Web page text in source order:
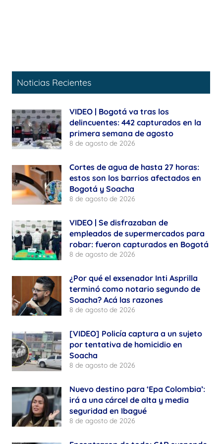
Noticias Recientes
VIDEO | Bogotá va tras los
delincuentes: 442 capturados en la
primera semana de agosto
8 de agosto de 2026
Cortes de agua de hasta 27 horas:
estos son los barrios afectados en
Bogotá y Soacha
8 de agosto de 2026
VIDEO | Se disfrazaban de
empleados de supermercados para
robar: fueron capturados en Bogotá
8 de agosto de 2026
¿Por qué el exsenador Inti Asprilla
terminó como notario segundo de
Soacha? Acá las razones
8 de agosto de 2026
[VIDEO] Policía captura a un sujeto
por tentativa de homicidio en
Soacha
8 de agosto de 2026
Nuevo destino para ‘Epa Colombia’:
irá a una cárcel de alta y media
seguridad en Ibagué
8 de agosto de 2026